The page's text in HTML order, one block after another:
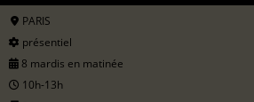
PARIS
présentiel
8 mardis en matinée
10h-13h